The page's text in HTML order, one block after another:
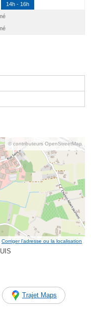
14h - 16h
© contributeurs OpenStreetMap
Corriger l’adresse ou la localisation
Trajet Maps